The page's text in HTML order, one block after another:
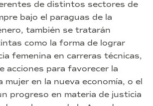
de distintos sectores de
bajo el paraguas de la
también se tratarán
como la forma de lograr
femenina en carreras técnicas,
acciones para favorecer la
mujer en la nueva economía, o el
progreso en materia de justicia